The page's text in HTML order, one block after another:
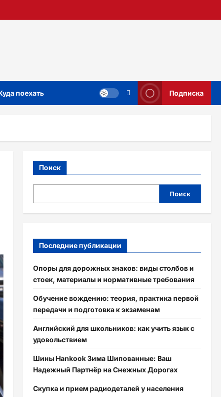
поехать Подписка
Поиск
Поиск
Последние публикации
Опоры для дорожных знаков: виды столбов и
стоек, материалы и нормативные требования
Обучение вождению: теория, практика первой
передачи и подготовка к экзаменам
Английский для школьников: как учить язык с
удовольствием
Шины Hankook Зима Шипованные: Ваш
Надежный Партнёр на Снежных Дорогах
Скупка и прием радиодеталей у населения